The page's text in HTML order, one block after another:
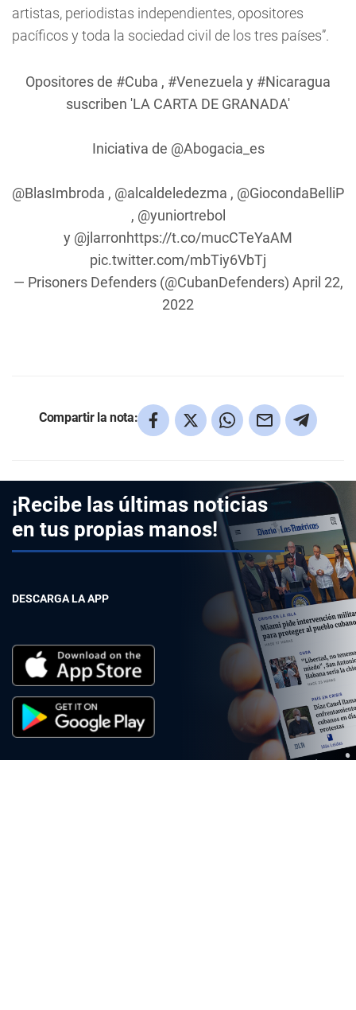
artistas, periodistas independientes, opositores
pacíficos y toda la sociedad civil de los tres países”.
Opositores de #Cuba , #Venezuela y #Nicaragua
suscriben 'LA CARTA DE GRANADA'
Iniciativa de @Abogacia_es
@BlasImbroda , @alcaldeledezma , @GiocondaBelliP
, @yuniortrebol
y @jlarronhttps://t.co/mucCTeYaAM
pic.twitter.com/mbTiy6VbTj
— Prisoners Defenders (@CubanDefenders) April 22,
2022
Compartir la nota:
¡Recibe las últimas noticias
en tus propias manos!
DESCARGA LA APP